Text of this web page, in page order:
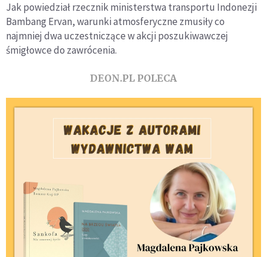
Jak powiedział rzecznik ministerstwa transportu Indonezji
Bambang Ervan, warunki atmosferyczne zmusiły co
najmniej dwa uczestniczące w akcji poszukiwawczej
śmigłowce do zawrócenia.
DEON.PL POLECA